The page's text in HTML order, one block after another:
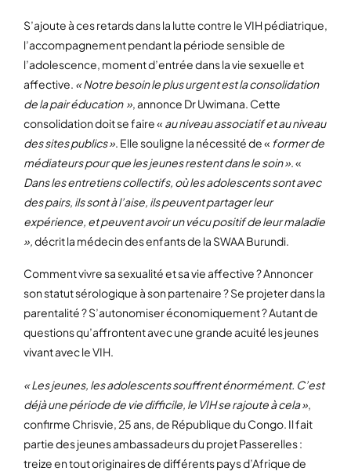
S’ajoute à ces retards dans la lutte contre le VIH pédiatrique,
l’accompagnement pendant la période sensible de
l’adolescence, moment d’entrée dans la vie sexuelle et
affective. « Notre besoin le plus urgent est la consolidation
de la pair éducation » , annonce Dr Uwimana. Cette
consolidation doit se faire « au niveau associatif et au niveau
des sites publics » . Elle souligne la nécessité de « former de
médiateurs pour que les jeunes restent dans le soin » . «
Dans les entretiens collectifs, où les adolescents sont avec
des pairs, ils sont à l’aise, ils peuvent partager leur
expérience, et peuvent avoir un vécu positif de leur maladie
», décrit la médecin des enfants de la SWAA Burundi.
Comment vivre sa sexualité et sa vie affective ? Annoncer
son statut sérologique à son partenaire ? Se projeter dans la
parentalité ? S’autonomiser économiquement ? Autant de
questions qu’affrontent avec une grande acuité les jeunes
vivant avec le VIH.
« Les jeunes, les adolescents souffrent énormément. C’est
déjà une période de vie difficile, le VIH se rajoute à cela »,
confirme Chrisvie, 25 ans, de République du Congo. Il fait
partie des jeunes ambassadeurs du projet Passerelles :
treize en tout originaires de différents pays d’Afrique de